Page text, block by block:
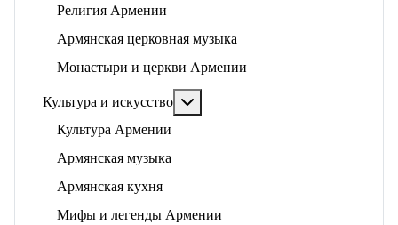
Религия Армении
Армянская церковная музыка
Монастыри и церкви Армении
Культура и искусство
Культура Армении
Армянская музыка
Армянская кухня
Мифы и легенды Армении